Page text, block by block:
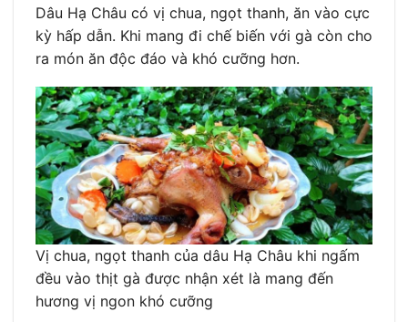
Dâu Hạ Châu có vị chua, ngọt thanh, ăn vào cực
kỳ hấp dẫn. Khi mang đi chế biến với gà còn cho
ra món ăn độc đáo và khó cưỡng hơn.
Vị chua, ngọt thanh của dâu Hạ Châu khi ngấm
đều vào thịt gà được nhận xét là mang đến
hương vị ngon khó cưỡng